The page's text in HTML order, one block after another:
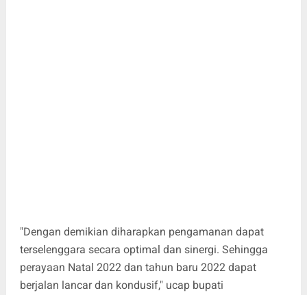
"Dengan demikian diharapkan pengamanan dapat
terselenggara secara optimal dan sinergi. Sehingga
perayaan Natal 2022 dan tahun baru 2022 dapat
berjalan lancar dan kondusif," ucap bupati